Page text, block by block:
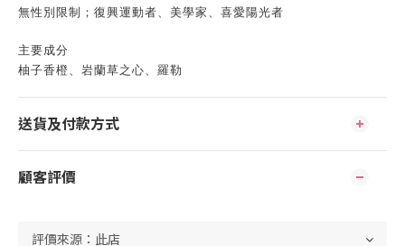
無性別限制；復興運動者、美學家、喜愛陽光者
主要成分
柚子香橙、岩蘭草之心、羅勒
送貨及付款方式
顧客評價